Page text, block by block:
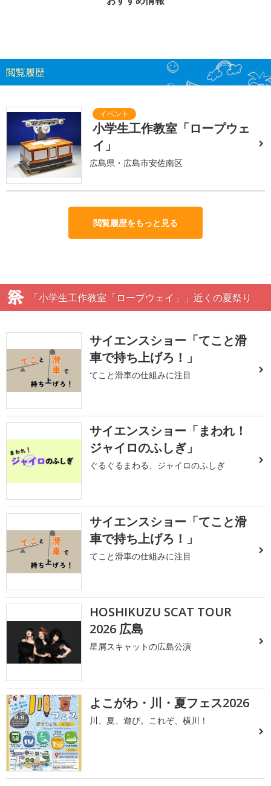
閲覧履歴
小学生工作教室「ロープウェ
イ」
広島県・広島市安佐南区
閲覧履歴をもっと見る
「小学生工作教室「ロープウェイ」」近くの夏祭り
サイエンスショー「てこと滑
車で持ち上げろ！」
てこと滑車の仕組みに注目
サイエンスショー「まわれ！
ジャイロのふしぎ」
ぐるぐるまわる、ジャイロのふしぎ
サイエンスショー「てこと滑
車で持ち上げろ！」
てこと滑車の仕組みに注目
HOSHIKUZU SCAT TOUR
2026 広島
星屑スキャットの広島公演
よこがわ・川・夏フェス2026
川、夏、遊び。これぞ、横川！